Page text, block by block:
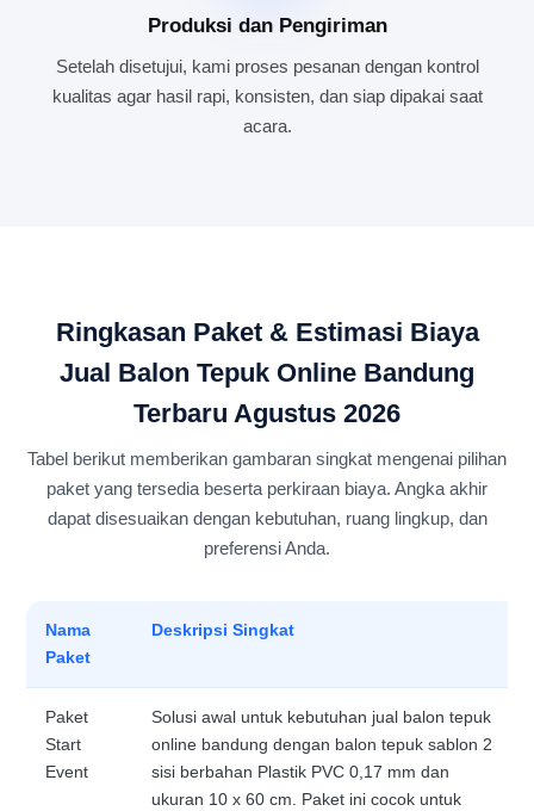
Produksi dan Pengiriman
Setelah disetujui, kami proses pesanan dengan kontrol
kualitas agar hasil rapi, konsisten, dan siap dipakai saat
acara.
Ringkasan Paket & Estimasi Biaya
Jual Balon Tepuk Online Bandung
Terbaru Agustus 2026
Tabel berikut memberikan gambaran singkat mengenai pilihan
paket yang tersedia beserta perkiraan biaya. Angka akhir
dapat disesuaikan dengan kebutuhan, ruang lingkup, dan
preferensi Anda.
Nama
Paket
Deskripsi Singkat
Paket
Start
Event
Solusi awal untuk kebutuhan jual balon tepuk
online bandung dengan balon tepuk sablon 2
sisi berbahan Plastik PVC 0,17 mm dan
ukuran 10 x 60 cm. Paket ini cocok untuk